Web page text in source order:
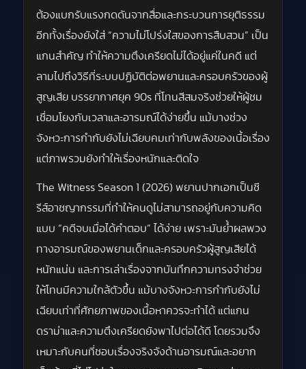
ต้องแบกรับแรงกดดันจากสื่อและกระบวนการยุติธรรม
อีกทั้งเรื่องยังใส่ “ความไม่โปร่งใสของการสืบสวน” เป็น
แกนสำคัญ ทำให้ความตึงเครียดไม่ได้อยู่แค่ในคดี แต่
ลามไปถึงวิธีที่ระบบปฏิบัติต่อพยานและครอบครัวของผู้
สูญเสีย บรรยากาศยุค 90s ที่โทนสีสมจริงช่วยให้ผู้ชม
เชื่อมโยงกับเวลาและอารมณ์ได้ง่ายขึ้น แม้บางช่วง
จังหวะการกำกับยังไม่เฉียบคมเท่ากับพลังของเนื้อเรื่อง
แต่ภาพรวมยังทำให้เรื่องหนักและติดใจ
The Witness Season 1 (2026) พยานปากเอกเป็นซี
รีส์อาชญากรรมที่ทำให้คนดูไม่สามารถอยู่กับความคิด
แบบ “คดีจบเมื่อได้คำตอบ” ได้ง่าย เพราะมันย้ำผลพวง
ทางอารมณ์ของพยานเด็กและครอบครัวผู้สูญเสียได้
หนักแน่น และการเล่าเรื่องจากบันทึกความทรงจำช่วย
ให้โทนมีความใกล้ตัวขึ้น แม้บางจังหวะการกำกับยังไม่
เฉียบเท่าที่ศักยภาพของเนื้อหาควรจะทำได้ แต่แกน
ดราม่าและความตึงเครียดยังพาไปต่อได้ดี โดยรวมจึง
เหมาะกับคนที่ชอบเรื่องจริงจังด้านอารมณ์และอยาก